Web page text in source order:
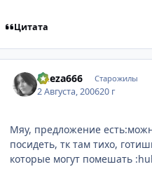
Цитата
Cheza666 Старожилы
2 Августа, 200620 г
Мяу, предложение
посидеть, тк там тихо,
которые могут помешать